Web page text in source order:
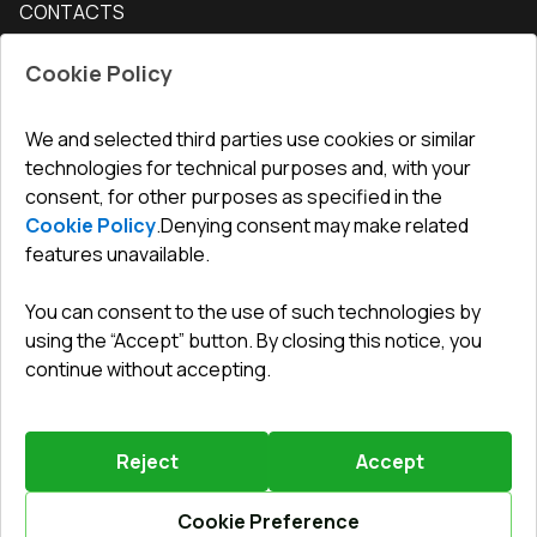
Interior doors
How to measure windows
For companies, cooperation
Conditions for returning goods
Guarantee
CONTACTS
undefined(undefined)
info@toptechnik.com.pl
Polityka prywatności
REGULAMIN
©2026.All right reserved.Powered byVitrager.com.
Report a problem?
Cookie Policy
We and selected third parties use cookies or similar
technologies for technical purposes and, with your
consent, for other purposes as specified in the
Cookie Policy.Denying consent may make related
features unavailable.
You can consent to the use of such technologies by
using the “Accept” button. By closing this notice, you
continue without accepting.
Reject Accept
Cookie Preference